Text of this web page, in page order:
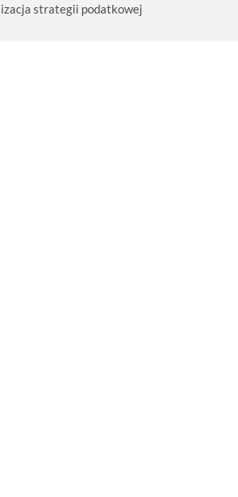
strategii podatkowej